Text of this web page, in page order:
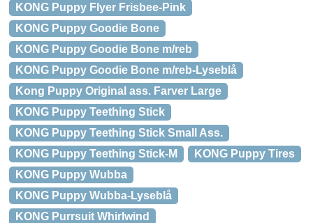
KONG Puppy Flyer Frisbee-Pink
KONG Puppy Goodie Bone
KONG Puppy Goodie Bone m/reb
KONG Puppy Goodie Bone m/reb-Lyseblå
Kong Puppy Original ass. Farver Large
KONG Puppy Teething Stick
KONG Puppy Teething Stick Small Ass.
KONG Puppy Teething Stick-M
KONG Puppy Tires
KONG Puppy Wubba
KONG Puppy Wubba-Lyseblå
KONG Purrsuit Whirlwind